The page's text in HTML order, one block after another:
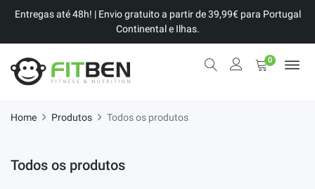
Entregas até 48h! | Envio gratuito a partir de 39,99€ para Portugal
Continental e Ilhas.
0
Home Produtos Todos os produtos
Todos os produtos